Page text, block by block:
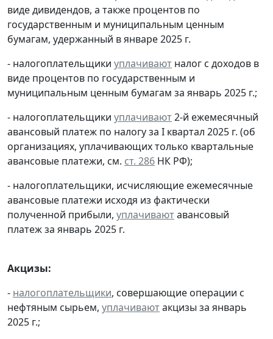
виде дивидендов, а также процентов по
государственным и муниципальным ценным
бумагам, удержанный в январе 2025 г.
- налогоплательщики уплачивают налог с доходов в
виде процентов по государственным и
муниципальным ценным бумагам за январь 2025 г.;
- налогоплательщики уплачивают2-й ежемесячный
авансовый платеж по налогу за I квартал 2025 г. (об
организациях, уплачивающих только квартальные
авансовые платежи, см. ст. 286 НК РФ);
- налогоплательщики, исчисляющие ежемесячные
авансовые платежи исходя из фактически
полученной прибыли, уплачиваютавансовый
платеж за январь 2025 г.
Акцизы:
- налогоплательщики, совершающие операции с
нефтяным сырьем, уплачиваютакцизы за январь
2025 г.;